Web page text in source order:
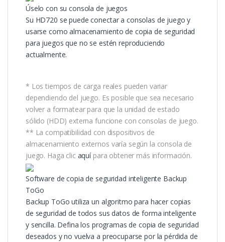
Úselo con su consola de juegos
Su HD720 se puede conectar a consolas de juego y
usarse como almacenamiento de copia de seguridad
para juegos que no se estén reproduciendo
actualmente.
* Los tiempos de carga reales pueden variar
dependiendo del juego. Es posible que sea necesario
volver a formatear para que la unidad de estado
sólido (HDD) externa funcione con consolas de juego.
** La compatibilidad con dispositivos de
almacenamiento externos varía según la consola de
juego. Haga clic aquípara obtener más información.
Software de copia de seguridad inteligente Backup
ToGo
Backup ToGo utiliza un algoritmo para hacer copias
de seguridad de todos sus datos de forma inteligente
y sencilla. Defina los programas de copia de seguridad
deseados y no vuelva a preocuparse por la pérdida de